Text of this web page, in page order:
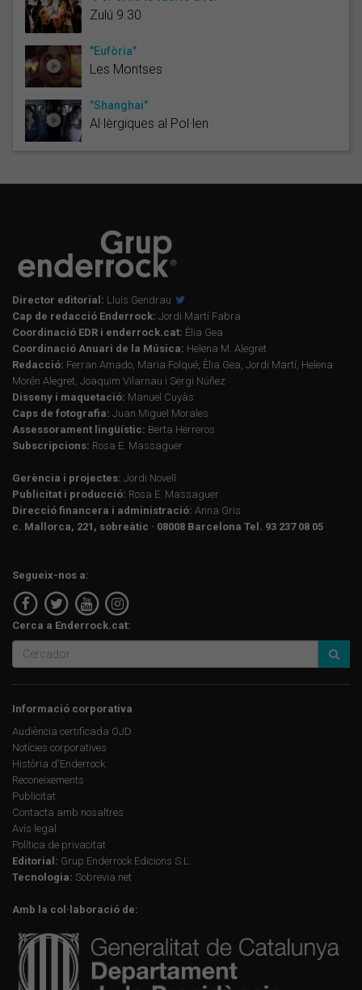
Zulú 9.30
"Eufòria"
Les Montses
"Shanghai"
Al·lèrgiques al Pol·len
Director editorial: Lluís Gendrau
Cap de redacció Enderrock: Jordi Martí Fabra
Coordinació EDR i enderrock.cat: Èlia Gea
Coordinació Anuari de la Música: Helena M. Alegret
Redacció: Ferran Amado, Maria Folqué, Èlia Gea, Jordi Martí, Helena
Morén Alegret, Joaquim Vilarnau i Sergi Núñez
Disseny i maquetació: Manuel Cuyàs
Caps de fotografia: Juan Miguel Morales
Assessorament lingüístic: Berta Herreros
Subscripcions: Rosa E. Massaguer
Gerència i projectes: Jordi Novell
Publicitat i producció: Rosa E. Massaguer
Direcció financera i administració: Anna Gris
c. Mallorca, 221, sobreàtic · 08008 Barcelona Tel. 93 237 08 05
Segueix-nos a:
Cerca a Enderrock.cat:
Informació corporativa
Audiència certificada OJD
Notícies corporatives
Història d'Enderrock
Reconeixements
Publicitat
Contacta amb nosaltres
Avís legal
Política de privacitat
Editorial: Grup Enderrock Edicions S.L.
Tecnologia: Sobrevia.net
Amb la col·laboració de: